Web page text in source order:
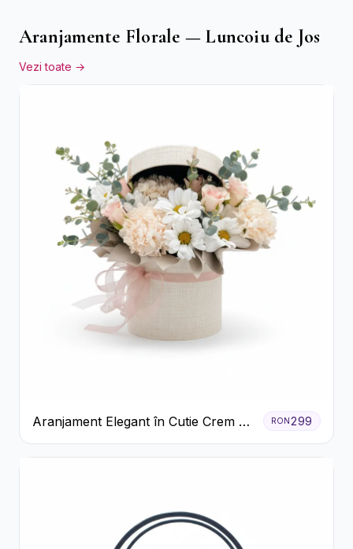
Aranjamente Florale — Luncoiu de Jos
Vezi toate →
Aranjament Elegant în Cutie Crem cu
Crizanteme și Trandafiri
RON 299